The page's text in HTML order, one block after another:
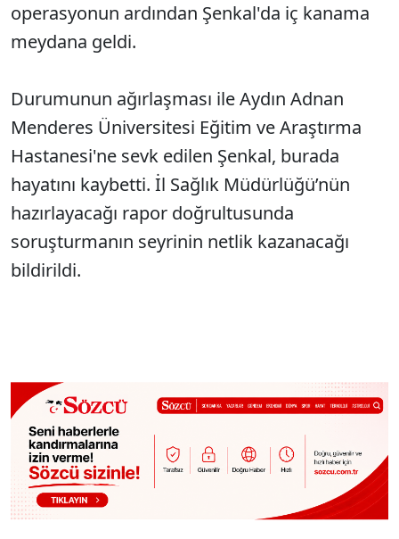
operasyonun ardından Şenkal'da iç kanama
meydana geldi.
Durumunun ağırlaşması ile Aydın Adnan
Menderes Üniversitesi Eğitim ve Araştırma
Hastanesi'ne sevk edilen Şenkal, burada
hayatını kaybetti. İl Sağlık Müdürlüğü’nün
hazırlayacağı rapor doğrultusunda
soruşturmanın seyrinin netlik kazanacağı
bildirildi.